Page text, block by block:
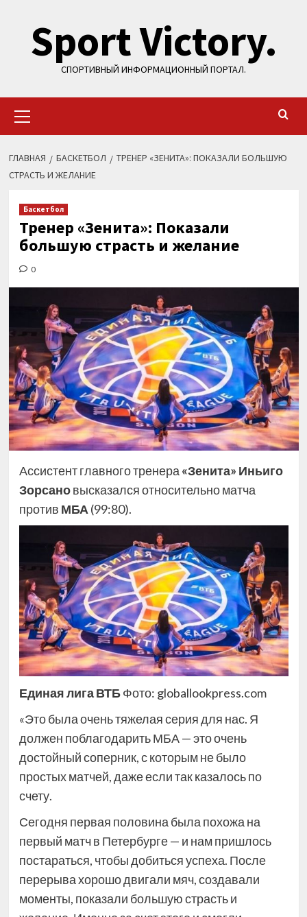
содержимому
Sport Victory.
СПОРТИВНЫЙ ИНФОРМАЦИОННЫЙ ПОРТАЛ.
меню
ГЛАВНАЯ БАСКЕТБОЛ
ТРЕНЕР «ЗЕНИТА»: ПОКАЗАЛИ БОЛЬШУЮ
СТРАСТЬ И ЖЕЛАНИЕ
Баскетбол
Тренер «Зенита»: Показали
большую страсть и желание
0
Ассистент главного тренера «Зенита» Иньиго
Зорсановысказался относительно матча
против МБА (99:80).
Единая лига ВТБФото: globallookpress.com
«Это была очень тяжелая серия для нас. Я
должен поблагодарить МБА — это очень
достойный соперник, с которым не было
простых матчей, даже если так казалось по
счету.
Сегодня первая половина была похожа на
первый матч в Петербурге — и нам пришлось
постараться, чтобы добиться успеха. После
перерыва хорошо двигали мяч, создавали
моменты, показали большую страсть и